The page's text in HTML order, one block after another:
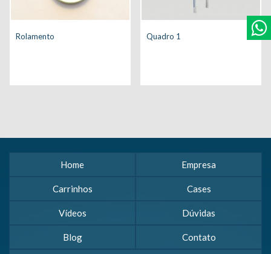
Rolamento Quadro 1
Home Empresa
Carrinhos Cases
Vídeos Dúvidas
Blog Contato